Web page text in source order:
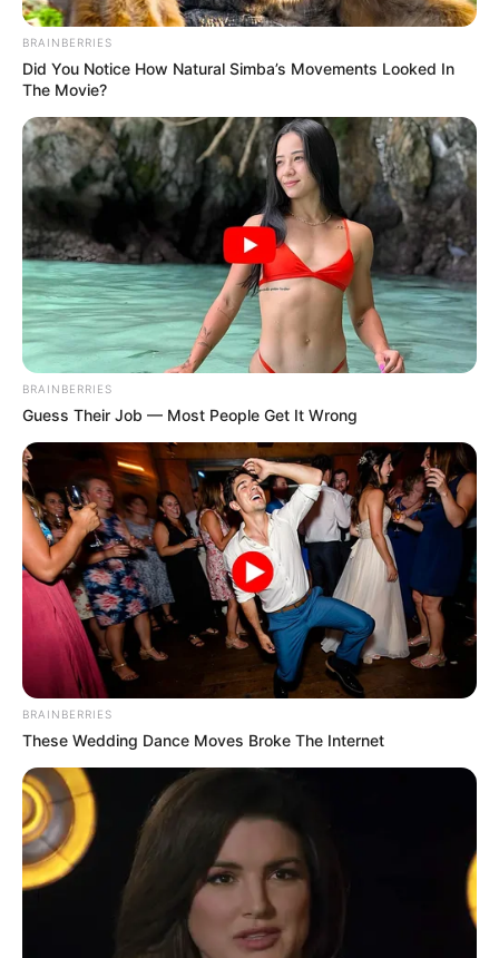
Categories
All
Einfache Mandel Zitronen Kekse
Ultimativer Bienenstich
Search
All
Rezepte
BRAINBERRIES
Did You Notice How Natural Simba’s Movements Looked In
The Movie?
BRAINBERRIES
Guess Their Job — Most People Get It Wrong
BRAINBERRIES
These Wedding Dance Moves Broke The Internet